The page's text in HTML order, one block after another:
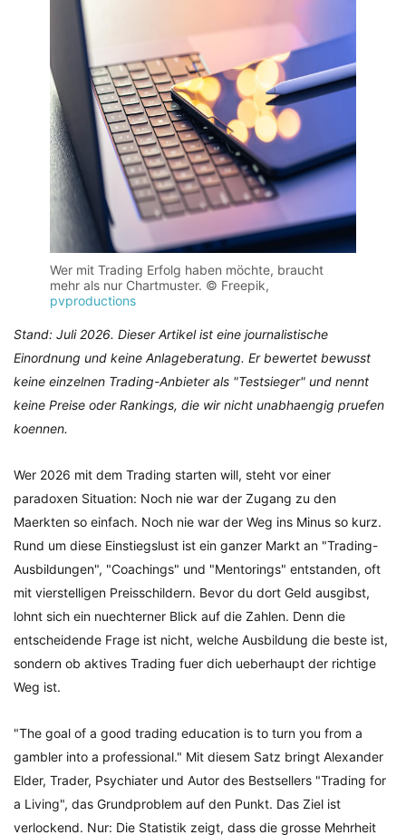
Wer mit Trading Erfolg haben möchte, braucht
pvproductions
Stand: Juli 2026. Dieser Artikel ist eine journalistische
Einordnung und keine Anlageberatung. Er bewertet bewusst
keine einzelnen Trading-Anbieter als "Testsieger" und nennt
keine Preise oder Rankings, die wir nicht unabhaengig pruefen
koennen.
Wer 2026 mit dem Trading starten will, steht vor einer
paradoxen Situation: Noch nie war der Zugang zu den
Maerkten so einfach. Noch nie war der Weg ins Minus so kurz.
Rund um diese Einstiegslust ist ein ganzer Markt an "Trading-
Ausbildungen", "Coachings" und "Mentorings" entstanden, oft
mit vierstelligen Preisschildern. Bevor du dort Geld ausgibst,
lohnt sich ein nuechterner Blick auf die Zahlen. Denn die
entscheidende Frage ist nicht, welche Ausbildung die beste ist,
sondern ob aktives Trading fuer dich ueberhaupt der richtige
Weg ist.
"The goal of a good trading education is to turn you from a
gambler into a professional." Mit diesem Satz bringt Alexander
Elder, Trader, Psychiater und Autor des Bestsellers "Trading for
a Living", das Grundproblem auf den Punkt. Das Ziel ist
verlockend. Nur: Die Statistik zeigt, dass die grosse Mehrheit